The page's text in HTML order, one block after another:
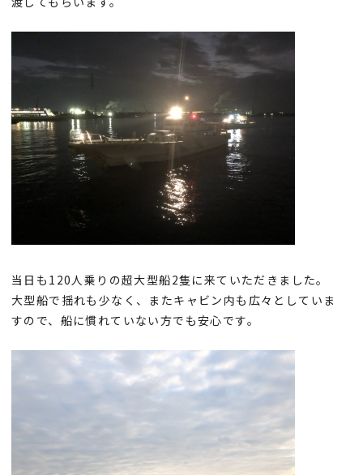
当日も120人乗りの超大型船2隻に来ていただきました。
大型船で揺れも少なく、またキャビン内も広々としていま
すので、船に慣れていない方でも安心です。